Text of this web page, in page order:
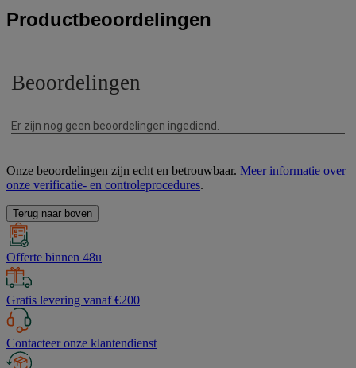
Productbeoordelingen
Onze beoordelingen zijn echt en betrouwbaar. Meer informatie over
onze verificatie- en controleprocedures.
Terug naar boven
Offerte binnen 48u
Gratis levering vanaf €200
Contacteer onze klantendienst